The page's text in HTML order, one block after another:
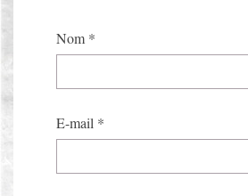
Nom *
E-mail *